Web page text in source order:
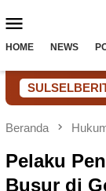
ke
Mobile
HOME NEWS
Sosial
Beranda
Pelaku
Busur di